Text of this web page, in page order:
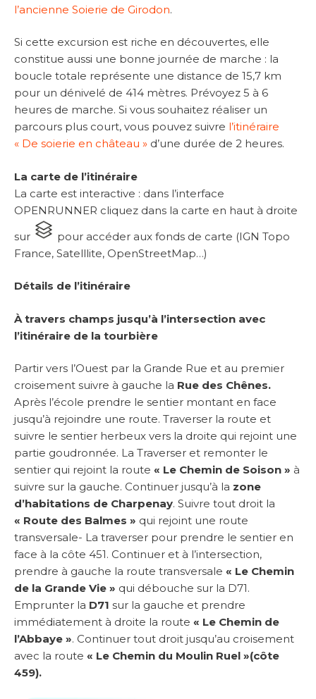
l’ancienne Soierie de Girodon.
Si cette excursion est riche en découvertes, elle
constitue aussi une bonne journée de marche : la
boucle totale représente une distance de 15,7 km
pour un dénivelé de 414 mètres. Prévoyez 5 à 6
heures de marche. Si vous souhaitez réaliser un
parcours plus court, vous pouvez suivre l’itinéraire
« De soierie en château » d’une durée de 2 heures.
La carte de l’itinéraire
La carte est interactive : dans l’interface
OPENRUNNER cliquez dans la carte en haut à droite
sur
pour accéder aux fonds de carte (IGN Topo
France, Satelllite, OpenStreetMap…)
Détails de l’itinéraire
À travers champs jusqu’à l’intersection avec
l’itinéraire de la tourbière
Partir vers l’Ouest par la Grande Rue et au premier
croisement suivre à gauche la Rue des Chênes.
Après l’école prendre le sentier montant en face
jusqu’à rejoindre une route. Traverser la route et
suivre le sentier herbeux vers la droite qui rejoint une
partie goudronnée. La Traverser et remonter le
sentier qui rejoint la route « Le Chemin de Soison » à
suivre sur la gauche. Continuer jusqu’à la zone
d’habitations de Charpenay. Suivre tout droit la
« Route des Balmes » qui rejoint une route
transversale- La traverser pour prendre le sentier en
face à la côte 451. Continuer et à l’intersection,
prendre à gauche la route transversale « Le Chemin
de la Grande Vie » qui débouche sur la D71.
Emprunter la D71 sur la gauche et prendre
immédiatement à droite la route « Le Chemin de
l’Abbaye ». Continuer tout droit jusqu’au croisement
avec la route « Le Chemin du Moulin Ruel »(côte
459).